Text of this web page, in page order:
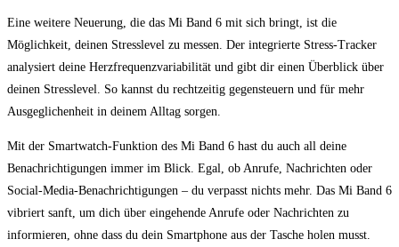
Eine weitere ⁣Neuerung, die das Mi Band 6 mit ​sich bringt,⁣ ist die
Möglichkeit, deinen Stresslevel zu messen. Der integrierte⁣ Stress-Tracker
analysiert deine Herzfrequenzvariabilität und gibt dir einen ‍Überblick über
deinen Stresslevel. So kannst du rechtzeitig‍ gegensteuern und für ⁣mehr⁣
Ausgeglichenheit in⁣ deinem Alltag sorgen.
Mit der Smartwatch-Funktion‌ des Mi Band 6 hast du auch all deine
Benachrichtigungen immer⁢ im Blick. Egal, ⁢ob Anrufe, Nachrichten⁣ oder
Social-Media-Benachrichtigungen – du verpasst nichts mehr. Das Mi Band 6
vibriert ⁢sanft, ​um ‌dich über eingehende Anrufe oder ​Nachrichten zu
informieren, ohne ‍dass⁢ du dein Smartphone ⁢aus ‌der Tasche holen musst.